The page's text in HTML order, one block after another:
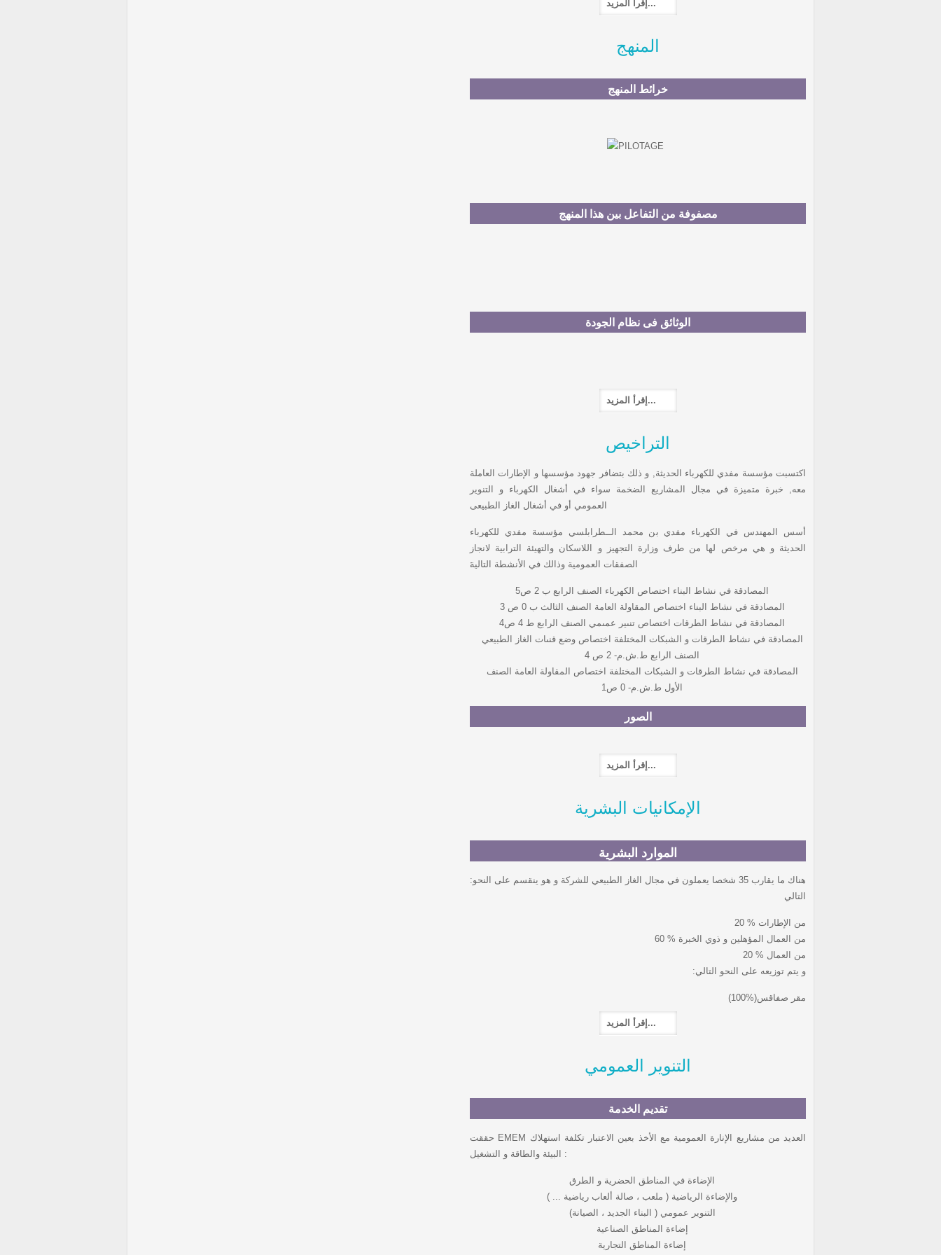
إقرأ المزيد...
المنهج
خرائط المنهج
مصفوفة من التفاعل بين هذا المنهج
الوثائق فى نظام الجودة
إقرأ المزيد...
التراخيص
اكتسبت مؤسسة مفدي للكهرباء الحديثة, و ذلك بتضافر جهود مؤسسها و الإطارات العاملة
معه, خبرة متميزة في مجال المشاريع الضخمة سواء في أشغال الكهرباء و التنوير
العمومي أو في أشغال الغاز الطبيعى
أسس المهندس في الكهرباء مفدي بن محمد الــطرابلسي مؤسسة مفدي للكهرباء
الحديثة و هي مرخص لها من طرف وزارة التجهيز و اللاسكان والتهيئة الترابية لانجاز
الصفقات العمومية وذالك في الأنشطة التالية׃
المصادقة في نشاط البناء اختصاص الكهرباء الصنف الرابع ب 2 ص5
المصادقة في نشاط البناء اختصاص المقاولة العامة الصنف الثالث ب 0 ص 3
المصادقة في نشاط الطرقات اختصاص تنىير عمىمي الصنف الرابع ط 4 ص4
المصادقة في نشاط الطرقات و الشبكات المختلفة اختصاص وضع قنىات الغاز الطبيعي
الصنف الرابع ط.ش.م- 2 ص 4
المصادقة في نشاط الطرقات و الشبكات المختلفة اختصاص المقاولة العامة الصنف
الأول ط.ش.م- 0 ص1
الصور
إقرأ المزيد...
الإمكانيات البشرية
الموارد البشرية
:هناك ما يقارب 35 شخصا يعملون في مجال الغاز الطبيعي للشركة و هو ينقسم على النحو
التالي
20 % من الإطارات
60 % من العمال المؤهلين و ذوي الخبرة
20 % من العمال
:و يتم توزيعه على النحو التالي
(100%)مقر صفاقس
إقرأ المزيد...
التنوير العمومي
تقديم الخدمة
حققت EMEM العديد من مشاريع الإنارة العمومية مع الأخذ بعين الاعتبار تكلفة استهلاك
البيئة والطاقة و التشغيل :
الإضاءة في المناطق الحضرية و الطرق
والإضاءة الرياضية ( ملعب ، صالة ألعاب رياضية ... )
التنوير عمومي ( البناء الجديد ، الصيانة)
إضاءة المناطق الصناعية
إضاءة المناطق التجارية